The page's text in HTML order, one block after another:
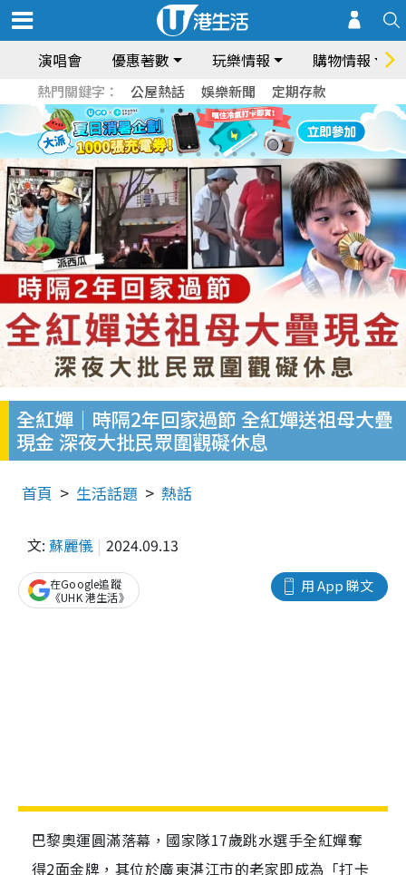
演唱會 優惠著數 玩樂情報 購物情報
熱門關鍵字： 公屋熱話 娛樂新聞 定期存款
全紅嬋│時隔2年回家過節 全紅嬋送祖母大疊
現金 深夜大批民眾圍觀礙休息
首頁 生活話題 熱話
文: 蘇麗儀 2024.09.13
用 App 睇文
在Google追蹤
《UHK 港生活》
巴黎奧運圓滿落幕，國家隊17歲跳水選手全紅嬋奪
得2面金牌，其位於廣東湛江市的老家即成為「打卡